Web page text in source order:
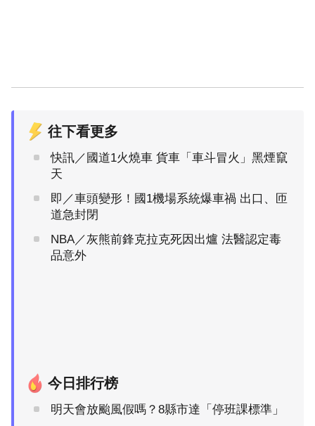
往下看更多
快訊／國道1火燒車 貨車「車斗冒火」黑煙竄
天
即／車頭變形！國1機場系統爆車禍 出口、匝
道急封閉
NBA／灰熊前鋒克拉克死因出爐 法醫認定毒
品意外
今日排行榜
明天會放颱風假嗎？8縣市達「停班課標準」